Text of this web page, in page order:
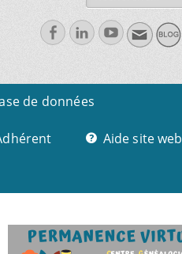
de:
FacebookLinkedlnYoutube
de données
Aide site web